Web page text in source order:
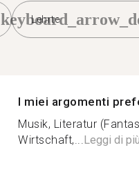
Lehrte
I miei argomenti
Musik, Literatur
Wirtschaft,...Leggi di più